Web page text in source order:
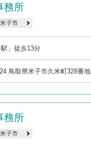
務所
米子市
」徒歩13分
鳥取県米子市久米町328番地
務所
米子市